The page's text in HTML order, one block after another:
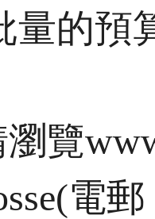
量的預
覽
電